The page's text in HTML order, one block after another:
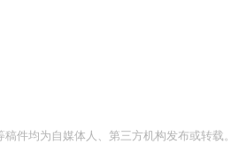
件均为自媒体人、第三方机构发布或转载